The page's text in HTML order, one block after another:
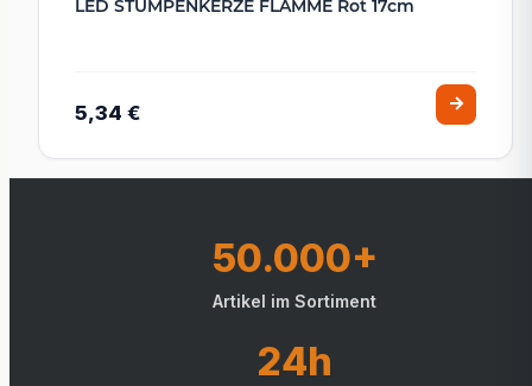
LED STUMPENKERZE FLAMME Rot 17cm
5,34 €
50.000+
Artikel im Sortiment
24h